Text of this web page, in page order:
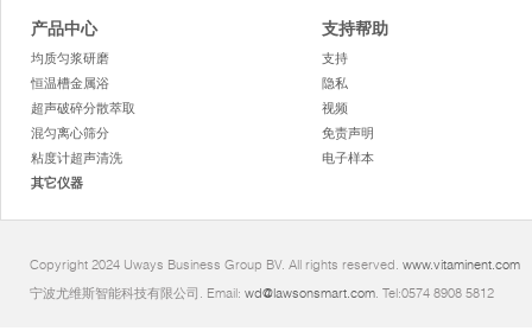
产品中心
均质匀浆研磨
恒温槽金属浴
超声破碎分散萃取
混匀离心筛分
粘度计超声清洗
其它仪器
支持帮助
支持
隐私
视频
免责声明
电子样本
Copyright 2024 Uways Business Group BV. All rights reserved. www.vitaminent.com
宁波尤维斯智能科技有限公司. Email: wd@lawsonsmart.com. Tel:0574 8908 5812